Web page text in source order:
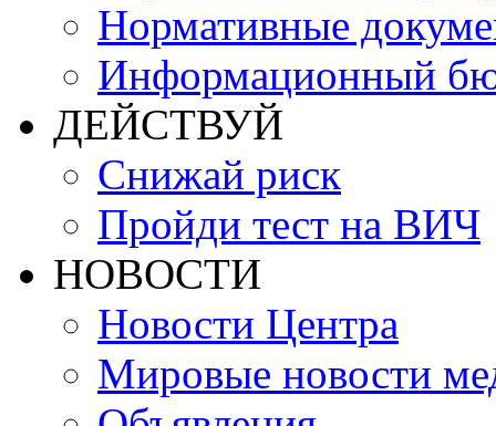
Нормативные
Информационный
ДЕЙСТВУЙ
Снижай риск
Пройди тест на ВИЧ
НОВОСТИ
Новости Центра
Мировые новости